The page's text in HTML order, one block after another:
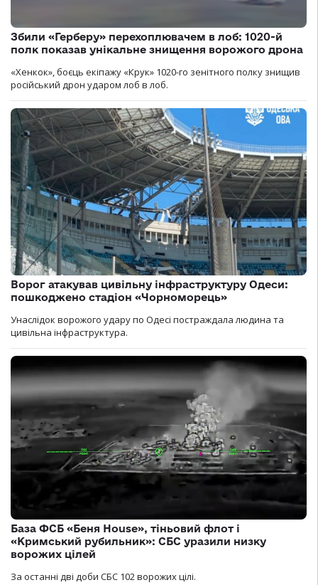
Збили «Герберу» перехоплювачем в лоб: 1020-й
полк показав унікальне знищення ворожого дрона
«Хенкок», боєць екіпажу «Крук» 1020-го зенітного полку знищив
російський дрон ударом лоб в лоб.
Ворог атакував цивільну інфраструктуру Одеси:
пошкоджено стадіон «Чорноморець»
Унаслідок ворожого удару по Одесі постраждала людина та
цивільна інфраструктура.
База ФСБ «Беня House», тіньовий флот і
«Кримський рубильник»: СБС уразили низку
ворожих цілей
За останні дві доби СБС 102 ворожих цілі.